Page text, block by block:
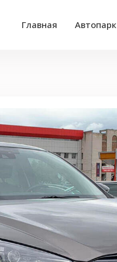
Главная Автопарк